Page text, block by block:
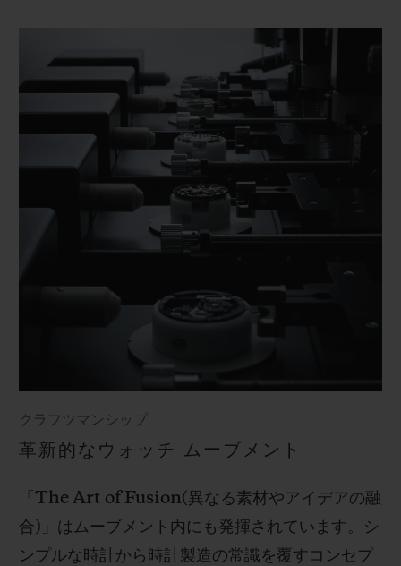
クラフツマンシップ
革新的なウォッチ ムーブメント
The Art of Fusion(異なる素材やアイデアの融
合) 」はムーブメント内にも発揮されています。シ
ンプルな時計から時計製造の常識を覆すコンセプ